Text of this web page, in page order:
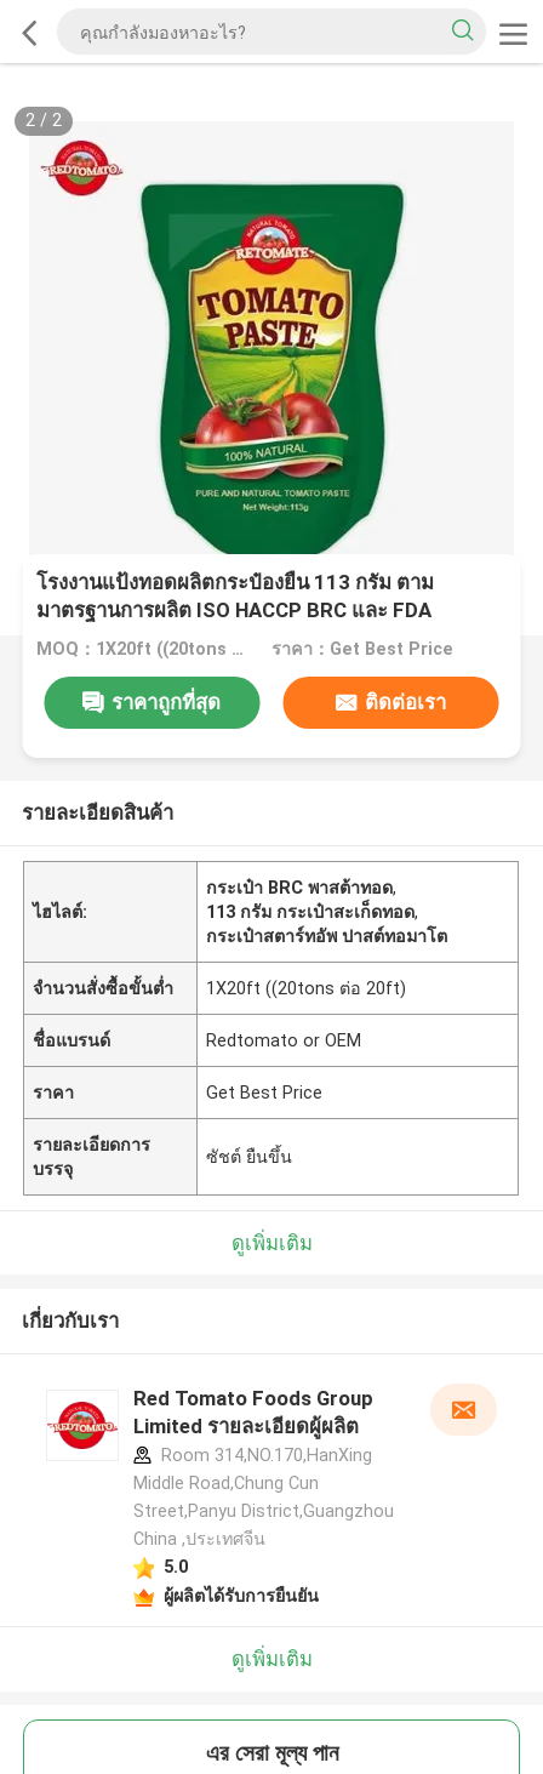
2/ 2
โรงงานแป้งทอดผลิตกระป๋องยืน 113 กรัม ตาม
มาตรฐานการผลิต ISO HACCP BRC และ FDA
MOQ：1X20ft ((20tons ต่อ 20ft) ราคา：Get Best Price
ราคาถูกที่สุด ติดต่อเรา
รายละเอียดสินค้า
ไฮไลต์:
กระเป๋า BRC พาสต้าทอด,
113 กรัม กระเป๋าสะเก็ดทอด,
กระเป๋าสตาร์ทอัพ ปาสต์ทอมาโต
จำนวนสั่งซื้อขั้นต่ำ 1X20ft ((20tons ต่อ 20ft)
ชื่อแบรนด์ Redtomato or OEM
ราคา Get Best Price
รายละเอียดการ
บรรจุ
ซัชต์ ยืนขึ้น
ดูเพิ่มเติม
เกี่ยวกับเรา
Red Tomato Foods Group
Limited รายละเอียดผู้ผลิต
Room 314,NO.170,HanXing
Middle Road,Chung Cun
Street,Panyu District,Guangzhou
China ,ประเทศจีน
5.0
ผู้ผลิตได้รับการยืนยัน
ดูเพิ่มเติม
এর সেরা মূল্য পান